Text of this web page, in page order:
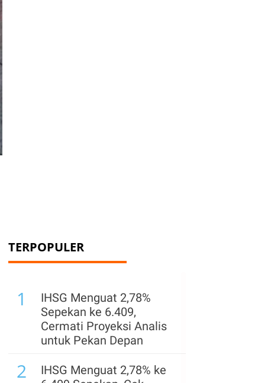
TERPOPULER
1
IHSG Menguat 2,78%
Sepekan ke 6.409,
Cermati Proyeksi Analis
untuk Pekan Depan
2
IHSG Menguat 2,78% ke